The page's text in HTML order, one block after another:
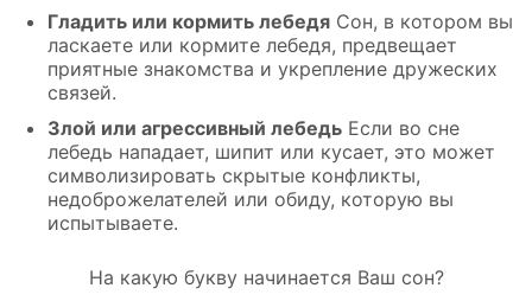
Гладить или кормить лебедя Сон, в котором вы
ласкаете или кормите лебедя, предвещает
приятные знакомства и укрепление дружеских
связей.
Злой или агрессивный лебедь Если во сне
лебедь нападает, шипит или кусает, это может
символизировать скрытые конфликты,
недоброжелателей или обиду, которую вы
испытываете.
На какую букву начинается Ваш сон?